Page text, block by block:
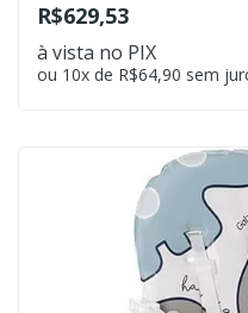
R$629,53
à vista no PIX
ou 10x de R$64,90 sem